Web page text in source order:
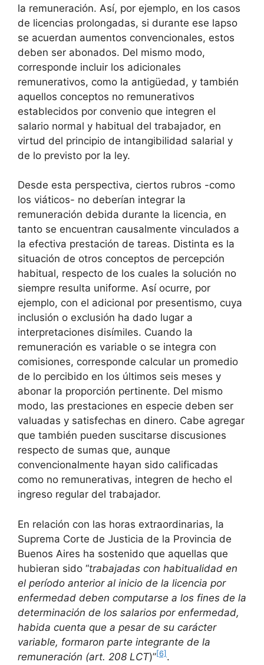
la remuneración. Así, por ejemplo, en los casos
de licencias prolongadas, si durante ese lapso
se acuerdan aumentos convencionales, estos
deben ser abonados. Del mismo modo,
corresponde incluir los adicionales
remunerativos, como la antigüedad, y también
aquellos conceptos no remunerativos
establecidos por convenio que integren el
salario normal y habitual del trabajador, en
virtud del principio de intangibilidad salarial y
de lo previsto por la ley.
Desde esta perspectiva, ciertos rubros -como
los viáticos- no deberían integrar la
remuneración debida durante la licencia, en
tanto se encuentran causalmente vinculados a
la efectiva prestación de tareas. Distinta es la
situación de otros conceptos de percepción
habitual, respecto de los cuales la solución no
siempre resulta uniforme. Así ocurre, por
ejemplo, con el adicional por presentismo, cuya
inclusión o exclusión ha dado lugar a
interpretaciones disímiles. Cuando la
remuneración es variable o se integra con
comisiones, corresponde calcular un promedio
de lo percibido en los últimos seis meses y
abonar la proporción pertinente. Del mismo
modo, las prestaciones en especie deben ser
valuadas y satisfechas en dinero. Cabe agregar
que también pueden suscitarse discusiones
respecto de sumas que, aunque
convencionalmente hayan sido calificadas
como no remunerativas, integren de hecho el
ingreso regular del trabajador.
En relación con las horas extraordinarias, la
Suprema Corte de Justicia de la Provincia de
Buenos Aires ha sostenido que aquellas que
hubieran sido “trabajadas con habitualidad en
el período anterior al inicio de la licencia por
enfermedad deben computarse a los fines de la
determinación de los salarios por enfermedad,
habida cuenta que a pesar de su carácter
variable, formaron parte integrante de la
remuneración (art. 208 LCT)”[6] .